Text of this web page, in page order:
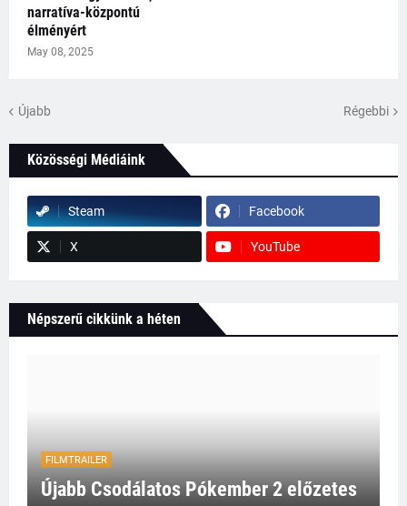
narratíva-központú
élményért
May 08, 2025
Újabb Régebbi
Közösségi Médiáink
Steam Facebook
X YouTube
Népszerű cikkünk a héten
FILMTRAILER
Újabb Csodálatos Pókember 2 előzetes